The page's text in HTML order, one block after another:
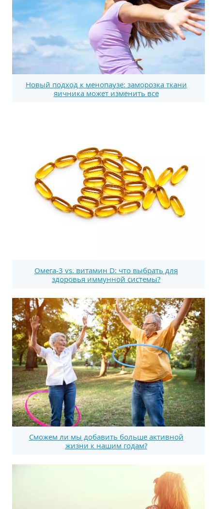
Новый подход к менопаузе: заморозка ткани
яичника может изменить все
Омега-3 vs. витамин D: что выбрать для
здоровья иммунной системы?
Сможем ли мы добавить больше активной
жизни к нашим годам?